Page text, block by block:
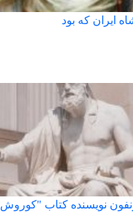
ایران که بود
نویسنده کتاب "کوروش